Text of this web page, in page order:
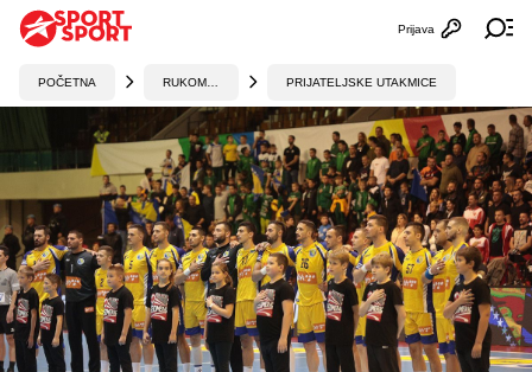
Otvori
Prijava
POČETNA PRIJATELJSKE UTAKMICE